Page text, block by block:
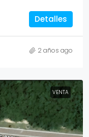
Detalles
2 años ago
VENTA